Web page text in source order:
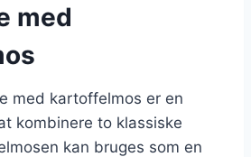
med
med kartoffelmos er en
kombinere to klassiske
kan bruges som en